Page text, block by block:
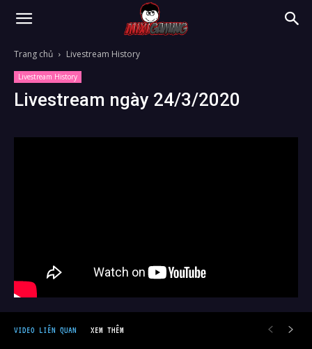
Trang chủ Livestream History
Livestream History
Livestream ngày 24/3/2020
VIDEO LIÊN QUAN XEM THÊM